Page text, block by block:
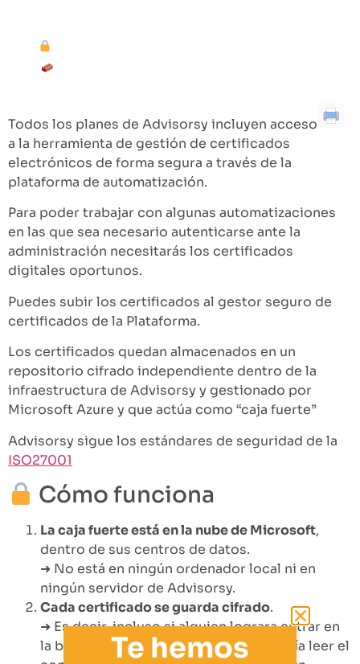
Todos los planes de Advisorsy incluyen acceso
a la herramienta de gestión de certificados
electrónicos de forma segura a través de la
plataforma de automatización.
Para poder trabajar con algunas automatizaciones
en las que sea necesario autenticarse ante la
administración necesitarás los certificados
digitales oportunos.
Puedes subir los certificados al gestor seguro de
certificados de la Plataforma.
Los certificados quedan almacenados en un
repositorio cifrado independiente dentro de la
infraestructura de Advisorsy y gestionado por
Microsoft Azure y que actúa como “caja fuerte”
Advisorsy sigue los estándares de seguridad de la
ISO27001
Cómo funciona
La caja fuerte está en la nube de Microsoft,
dentro de sus centros de datos.
➜ No está en ningún ordenador local ni en
ningún servidor de Advisorsy.
Cada certificado se guarda cifrado.
➜ Es decir, incluso si alguien lograra entrar en
la base de datos de Advisorsy, no podría leer el
Te hemos